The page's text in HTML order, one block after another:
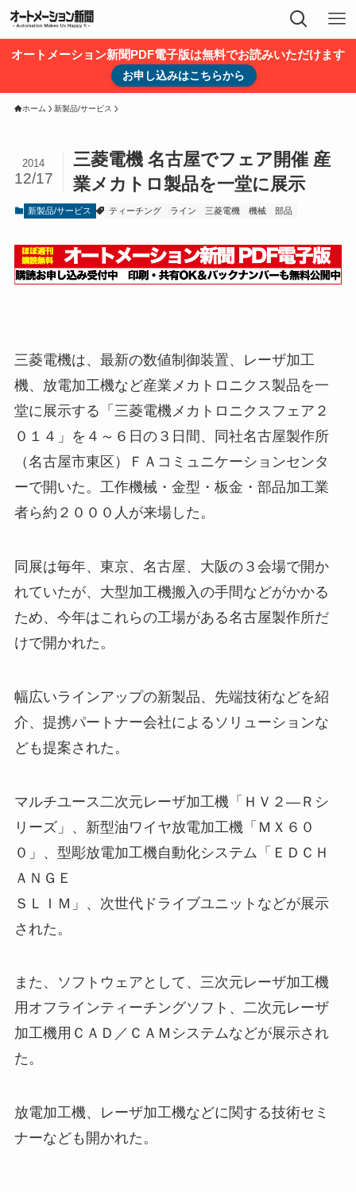
オートメーション新聞PDF電子版は無料でお読みいただけます
お申し込みはこちらから
ホーム 新製品/サービス
三菱電機 名古屋でフェア開催 産
業メカトロ製品を一堂に展示
2014
12/17
新製品/サービス ティーチング ライン 三菱電機 機械 部品
三菱電機は、最新の数値制御装置、レーザ加工
機、放電加工機など産業メカトロニクス製品を一
堂に展示する「三菱電機メカトロニクスフェア２
０１４」を４～６日の３日間、同社名古屋製作所
（名古屋市東区）ＦＡコミュニケーションセンタ
ーで開いた。工作機械・金型・板金・部品加工業
者ら約２０００人が来場した。
同展は毎年、東京、名古屋、大阪の３会場で開か
れていたが、大型加工機搬入の手間などがかかる
ため、今年はこれらの工場がある名古屋製作所だ
けで開かれた。
幅広いラインアップの新製品、先端技術などを紹
介、提携パートナー会社によるソリューションな
ども提案された。
マルチユース二次元レーザ加工機「ＨＶ２―Ｒシ
リーズ」、新型油ワイヤ放電加工機「ＭＸ６０
０」、型彫放電加工機自動化システム「ＥＤＣＨ
ＡＮＧＥ
ＳＬＩＭ」、次世代ドライブユニットなどが展示
された。
また、ソフトウェアとして、三次元レーザ加工機
用オフラインティーチングソフト、二次元レーザ
加工機用ＣＡＤ／ＣＡＭシステムなどが展示され
た。
放電加工機、レーザ加工機などに関する技術セミ
ナーなども開かれた。